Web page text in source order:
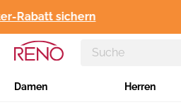
Rabatt sichern
Damen Herren